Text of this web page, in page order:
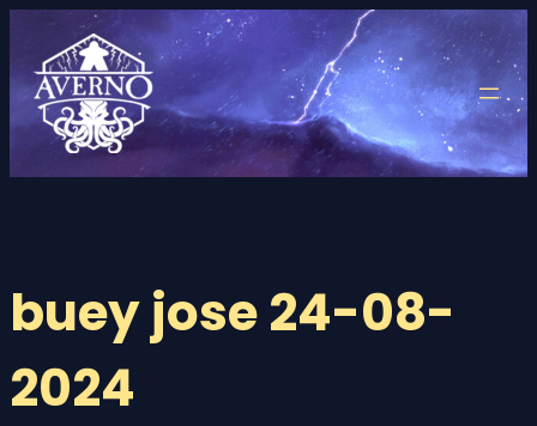
contenido
buey jose 24-08-
2024